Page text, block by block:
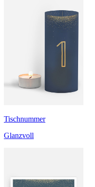
Tischnummer
Glanzvoll